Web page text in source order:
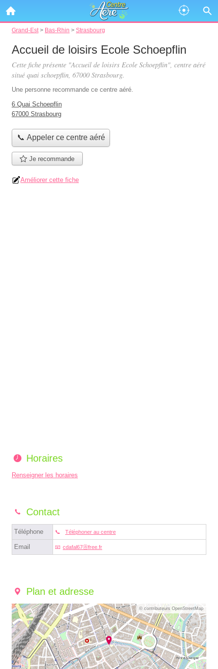
Grand-Est > Bas-Rhin > Strasbourg
Accueil de loisirs Ecole Schoepflin
Cette fiche présente "Accueil de loisirs Ecole Schoepflin", centre aéré
situé quai schoepflin, 67000 Strasbourg.
Une personne recommande ce centre aéré.
6 Quai Schoepflin
67000 Strasbourg
📞 Appeler ce centre aéré
Je recommande
Améliorer cette fiche
Horaires
Renseigner les horaires
Contact
Téléphone Téléphoner au centre
Email cdafal67ⓐfree.fr
Plan et adresse
© contributeurs OpenStreetMap